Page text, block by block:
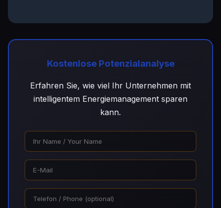
Kostenlose Potenzialanalyse
Erfahren Sie, wie viel Ihr Unternehmen mit
intelligentem Energiemanagement sparen
kann.